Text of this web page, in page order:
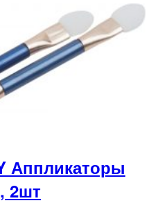
Аппликаторы
2шт